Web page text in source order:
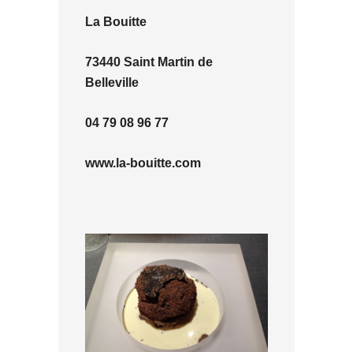
La Bouitte
73440 Saint Martin de
Belleville
04 79 08 96 77
www.la-bouitte.com